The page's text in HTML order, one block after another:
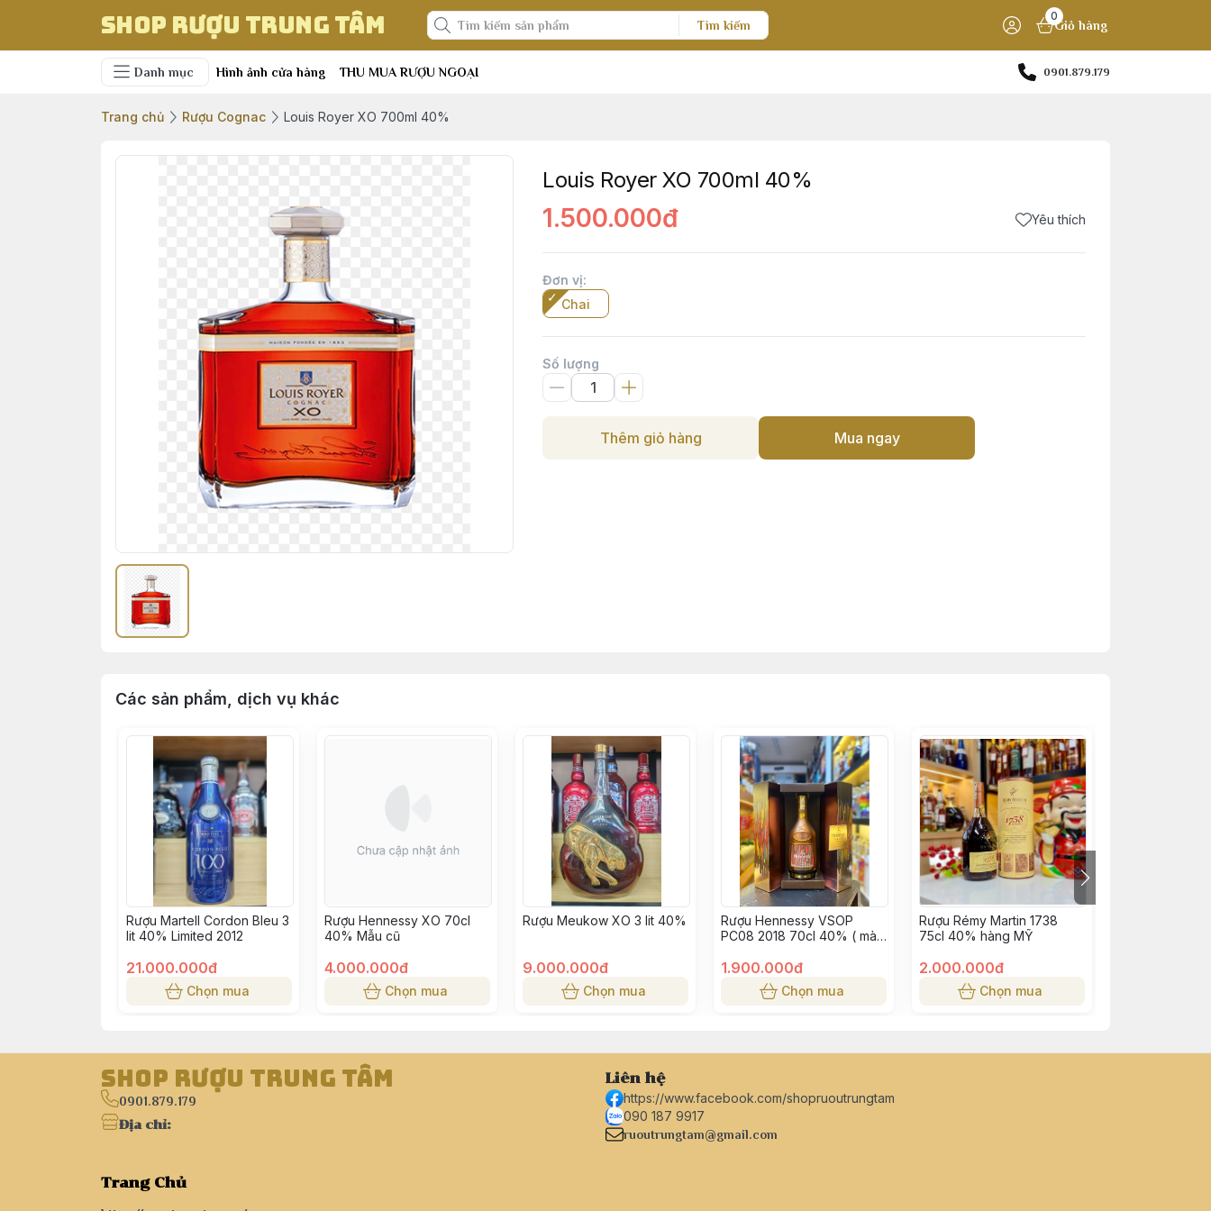
Shop Rượu Trung Tâm Tìm kiếm
0
Giỏ hàng
Danh mục Hình ảnh cửa hàng THU MUA RƯỢU NGOẠI 0901.879.179
Trang chủ Rượu Cognac Louis Royer XO 700ml 40%
Louis Royer XO 700ml 40%
1.500.000đ Yêu thích
Đơn vị:
Chai
Số lượng
Thêm giỏ hàng Mua ngay
Các sản phẩm, dịch vụ khác
Rượu Martell Cordon Bleu 3
lit 40% Limited 2012
21.000.000đ
Chọn mua
Rượu Hennessy XO 70cl
40% Mẫu cũ
4.000.000đ
Chọn mua
Rượu Meukow XO 3 lit 40%
9.000.000đ
Chọn mua
Rượu Hennessy VSOP
PC08 2018 70cl 40% ( màu
1.900.000đ
Chọn mua
Rượu Rémy Martin 1738
75cl 40% hàng MỸ
2.000.000đ
Chọn mua
Shop Rượu Trung Tâm
0901.879.179
Địa chỉ:
Liên hệ
https://www.facebook.com/shopruoutrungtam
090 187 9917
ruoutrungtam@gmail.com
Trang Chủ